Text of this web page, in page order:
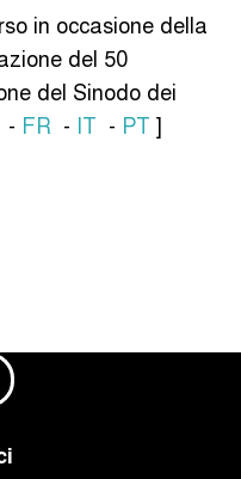
in occasione della
del 50
del Sinodo dei
- FR - IT - PT ]